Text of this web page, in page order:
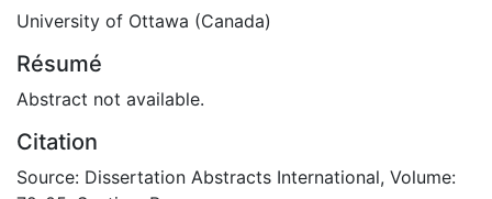
University of Ottawa (Canada)
Résumé
Abstract not available.
Citation
Source: Dissertation Abstracts International, Volume: